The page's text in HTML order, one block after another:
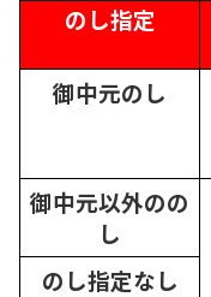
のし指定
御中元のし
御中元以外のの
し
のし指定なし